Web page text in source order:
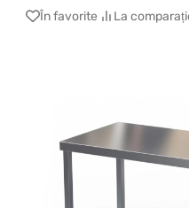
În favorite La